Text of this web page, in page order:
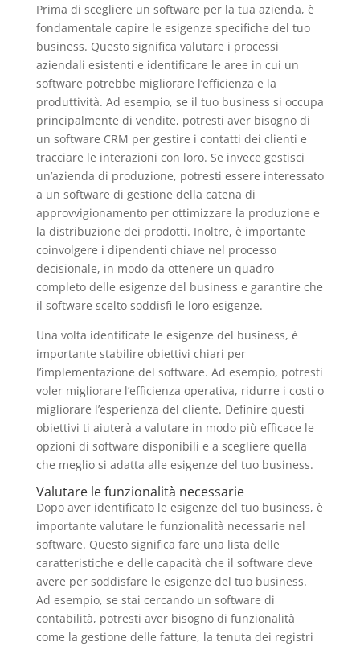
Prima di scegliere un software per la tua azienda, è
fondamentale capire le esigenze specifiche del tuo
business. Questo significa valutare i processi
aziendali esistenti e identificare le aree in cui un
software potrebbe migliorare l’efficienza e la
produttività. Ad esempio, se il tuo business si occupa
principalmente di vendite, potresti aver bisogno di
un software CRM per gestire i contatti dei clienti e
tracciare le interazioni con loro. Se invece gestisci
un’azienda di produzione, potresti essere interessato
a un software di gestione della catena di
approvvigionamento per ottimizzare la produzione e
la distribuzione dei prodotti. Inoltre, è importante
coinvolgere i dipendenti chiave nel processo
decisionale, in modo da ottenere un quadro
completo delle esigenze del business e garantire che
il software scelto soddisfi le loro esigenze.
Una volta identificate le esigenze del business, è
importante stabilire obiettivi chiari per
l’implementazione del software. Ad esempio, potresti
voler migliorare l’efficienza operativa, ridurre i costi o
migliorare l’esperienza del cliente. Definire questi
obiettivi ti aiuterà a valutare in modo più efficace le
opzioni di software disponibili e a scegliere quella
che meglio si adatta alle esigenze del tuo business.
Valutare le funzionalità necessarie
Dopo aver identificato le esigenze del tuo business, è
importante valutare le funzionalità necessarie nel
software. Questo significa fare una lista delle
caratteristiche e delle capacità che il software deve
avere per soddisfare le esigenze del tuo business.
Ad esempio, se stai cercando un software di
contabilità, potresti aver bisogno di funzionalità
come la gestione delle fatture, la tenuta dei registri